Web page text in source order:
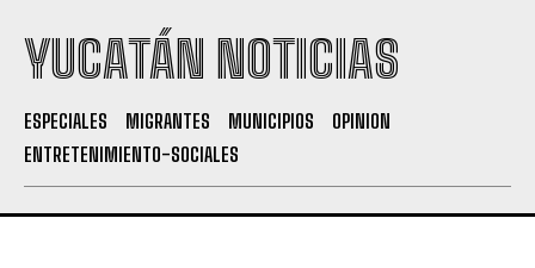
YUCATÁN NOTICIAS
ESPECIALES MIGRANTES MUNICIPIOS
OPINION
ENTRETENIMIENTO-SOCIALES